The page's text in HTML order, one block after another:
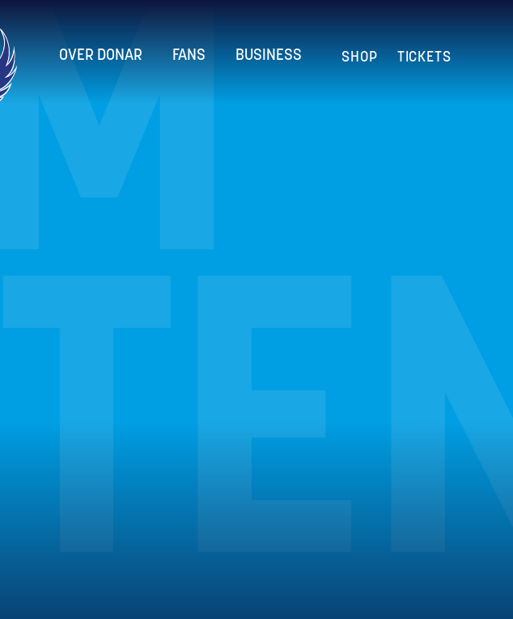
OVER DONAR FANS BUSINESS SHOP TICKETS